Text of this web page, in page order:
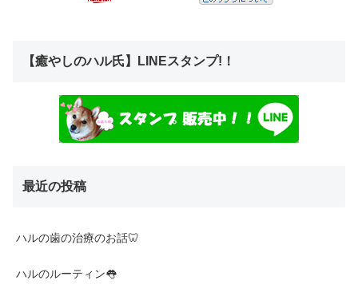
【癒やしのハル氏】LINEスタンプ!！
最近の投稿
ハルの歯の治療のお話🦷
ハルのルーティン👅